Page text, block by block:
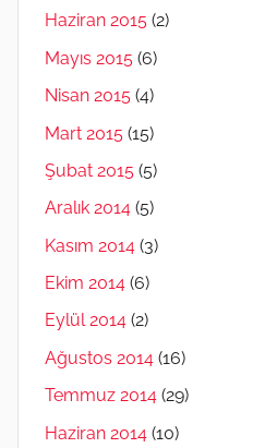
Haziran 2015 (2)
Mayıs 2015 (6)
Nisan 2015 (4)
Mart 2015 (15)
Şubat 2015 (5)
Aralık 2014 (5)
Kasım 2014 (3)
Ekim 2014 (6)
Eylül 2014 (2)
Ağustos 2014 (16)
Temmuz 2014 (29)
Haziran 2014 (10)